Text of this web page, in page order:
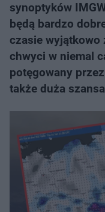
synoptyków
będą bardzo
czasie
chwyci w niemal
potęgowany
także duża